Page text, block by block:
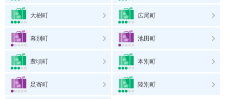
大樹町 広尾町
幕別町 池田町
豊頃町 本別町
足寄町 陸別町